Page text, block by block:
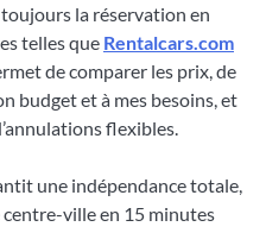
la réservation en
telles que Rentalcars.com
de comparer les prix, de
budget et à mes besoins, et
flexibles.
une indépendance totale,
ville en 15 minutes